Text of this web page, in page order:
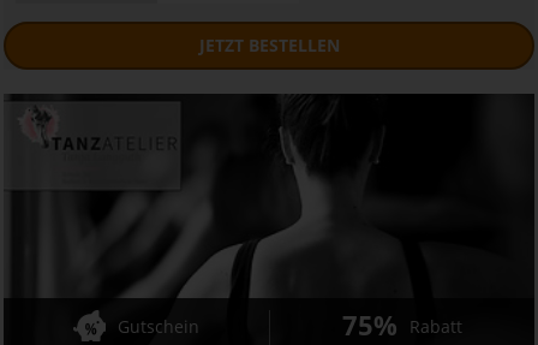
JETZTBESTELLEN
Gutschein 75% Rabatt